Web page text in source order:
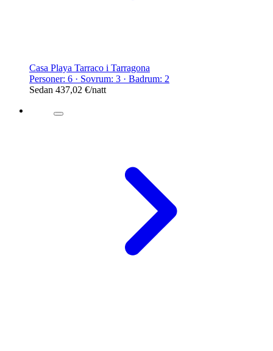
Casa Playa Tarraco i Tarragona
Personer: 6 · Sovrum: 3 · Badrum: 2
Sedan 437,02 €/natt